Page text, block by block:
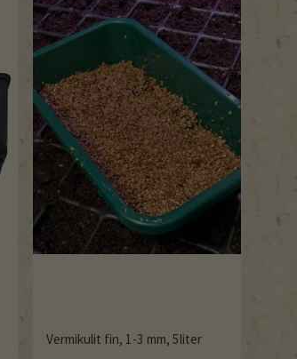
Vermikulit fin, 1-3 mm, 5liter